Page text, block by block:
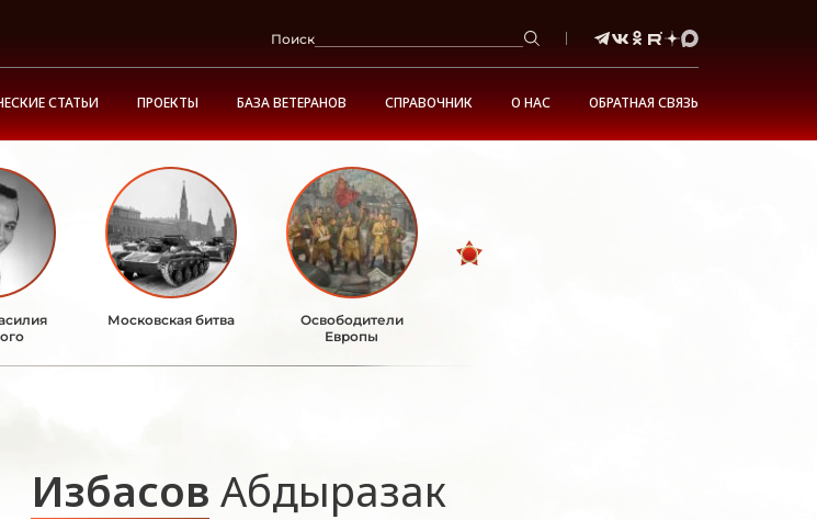
Поиск
СТАТЬИ ПРОЕКТЫ БАЗА ВЕТЕРАНОВ СПРАВОЧНИК О НАС ОБРАТНАЯ СВЯЗЬ
Московская битва
Освободители
Европы
Избасов Абдыразак